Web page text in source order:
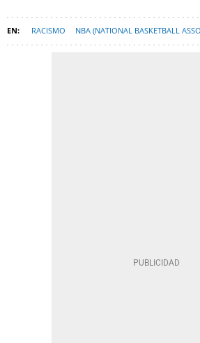
RACISMO NBA (NATIONAL BASKETBALL